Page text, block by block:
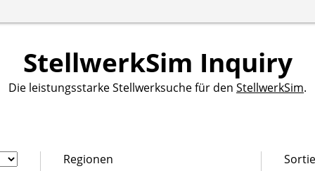
StellwerkSim Inquiry
Die leistungsstarke Stellwerksuche für den StellwerkSim.
Regionen